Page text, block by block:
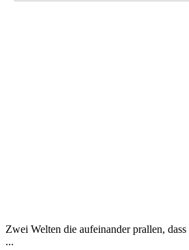
Zwei Welten die aufeinander prallen,
...